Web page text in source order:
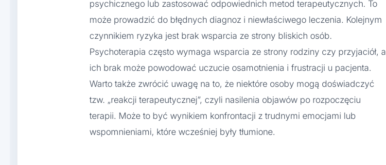
psychicznego lub zastosować odpowiednich metod terapeutycznych. To
może prowadzić do błędnych diagnoz i niewłaściwego leczenia. Kolejnym
czynnikiem ryzyka jest brak wsparcia ze strony bliskich osób.
Psychoterapia często wymaga wsparcia ze strony rodziny czy przyjaciół, a
ich brak może powodować uczucie osamotnienia i frustracji u pacjenta.
Warto także zwrócić uwagę na to, że niektóre osoby mogą doświadczyć
tzw. „reakcji terapeutycznej”, czyli nasilenia objawów po rozpoczęciu
terapii. Może to być wynikiem konfrontacji z trudnymi emocjami lub
wspomnieniami, które wcześniej były tłumione.